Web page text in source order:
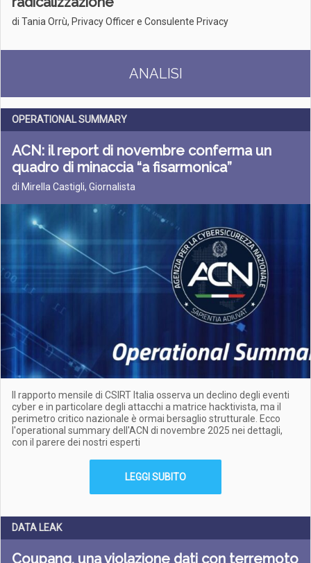
di Tania Orrù, Privacy Officer e Consulente Privacy
ANALISI
OPERATIONAL SUMMARY
ACN: il report di novembre conferma un
quadro di minaccia “a fisarmonica”
di Mirella Castigli, Giornalista
Il rapporto mensile di CSIRT Italia osserva un declino degli eventi
cyber e in particolare degli attacchi a matrice hacktivista, ma il
perimetro critico nazionale è ormai bersaglio strutturale. Ecco
l'operational summary dell'ACN di novembre 2025 nei dettagli,
con il parere dei nostri esperti
LEGGI SUBITO
DATA LEAK
Coupang, una violazione dati con terremoto